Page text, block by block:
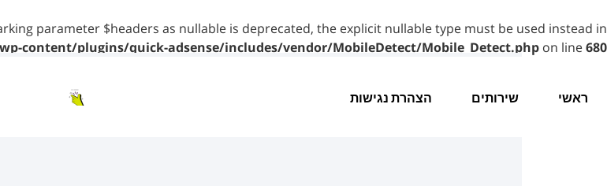
parameter $headers as nullable is deprecated, the explicit nullable type must be used instead in
content/plugins/quick-adsense/includes/vendor/MobileDetect/Mobile_Detect.php on line680
ראשי שירותים הצהרת נגישות